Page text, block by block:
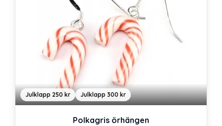
Julklapp 250 kr Julklapp 300 kr
Polkagris örhängen